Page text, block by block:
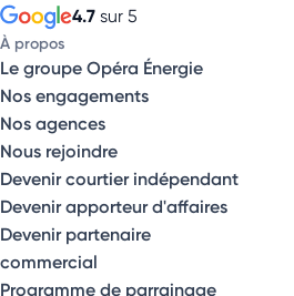
4.7 sur 5
À propos
Le groupe Opéra Énergie
Nos engagements
Nos agences
Nous rejoindre
Devenir courtier indépendant
Devenir apporteur d'affaires
Devenir partenaire
commercial
Programme de parrainage